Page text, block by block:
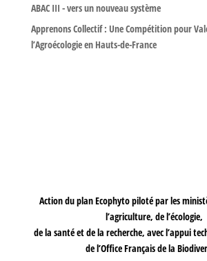
ABAC III - vers un nouveau système
Apprenons Collectif : Une Compétition pour
l’Agroécologie en Hauts-de-France
Action du plan Ecophyto piloté par les
l’agriculture, de l’écologie,
de la santé et de la recherche, avec l’appui
de l’Office Français de la